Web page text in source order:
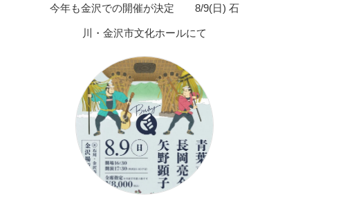
今年も金沢での開催が決定 8/9(日) 石
川・金沢市文化ホールにて